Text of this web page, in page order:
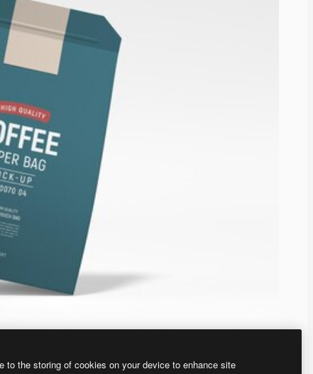
to the storing of cookies on your device to enhance site